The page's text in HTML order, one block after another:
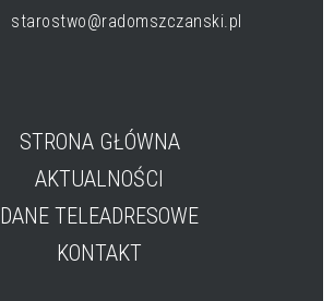
starostwo@radomszczanski.pl
STRONA GŁÓWNA
AKTUALNOŚCI
DANE TELEADRESOWE
KONTAKT